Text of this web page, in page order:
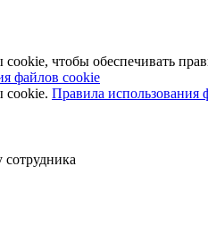
чтобы обеспечивать
файлов cookie
cookie. Правила использования